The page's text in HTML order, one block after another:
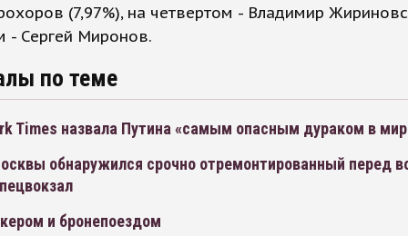
(7,97%), на четвертом - Владимир
- Сергей Миронов.
по теме
Times назвала Путина «самым опасным дураком в
обнаружился срочно отремонтированный перед
и бронепоездом